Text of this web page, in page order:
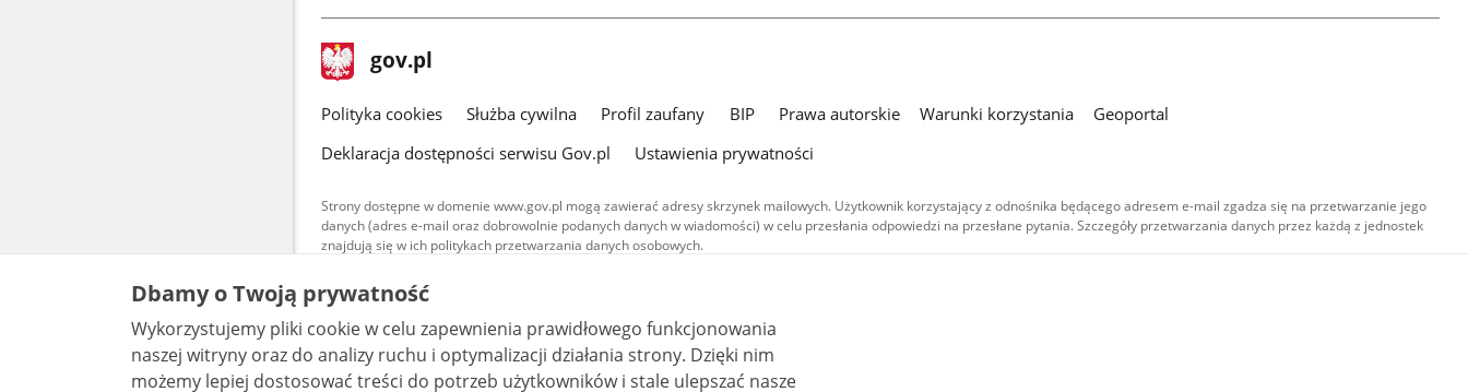
stopka
gov.pl Strona
gov.pl
gov.pl
Polityka cookies Służba cywilna Profil zaufany BIP Prawa autorskie Warunki korzystania
Geoportal
Deklaracja dostępności serwisu Gov.pl
Ustawienia prywatności
Strony dostępne w domenie www.gov.pl mogą zawierać adresy skrzynek mailowych. Użytkownik korzystający z odnośnika będącego adresem e-mail zgadza się na przetwarzanie jego
danych (adres e-mail oraz dobrowolnie podanych danych w wiadomości) w celu przesłania odpowiedzi na przesłane pytania. Szczegóły przetwarzania danych przez każdą z jednostek
znajdują się w ich politykach przetwarzania danych osobowych.
Treści tekstowe publikowane w serwisie (z wyłączeniem treści audiowizualnych), są
udostępniane na licencji typu Creative Commons: uznanie autorstwa - na tych samych
warunkach 4.0 (CC BY-SA 4.0). Materiały audiowizualne, w tym zdjęcia, materiały audio i wideo,
są udostępniane na licencji typu Creative Commons: uznanie autorstwa użycie niekomercyjne -
bez utworów zależnych 4.0 (CC BY-NC-ND 4.0), o ile nie jest to stwierdzone inaczej.
Dbamy o Twoją prywatność
Wykorzystujemy pliki cookie w celu zapewnienia prawidłowego funkcjonowania
naszej witryny oraz do analizy ruchu i optymalizacji działania strony. Dzięki nim
możemy lepiej dostosować treści do potrzeb użytkowników i stale ulepszać nasze